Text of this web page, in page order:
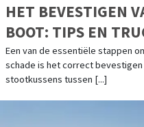
HET BEVESTIGEN
BOOT: TIPS EN
KABELS
Een van de essentiële stappen
schade is het correct
stootkussens tussen [...]